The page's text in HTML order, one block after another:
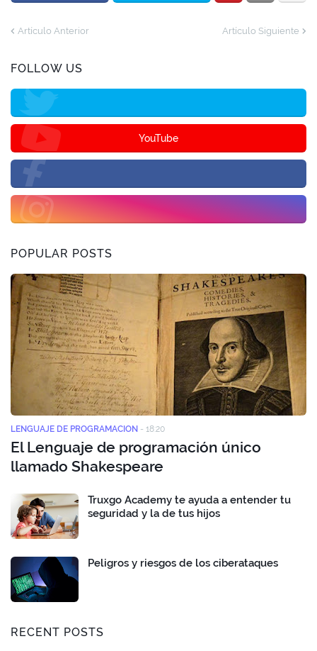
Artículo Anterior Artículo Siguiente
FOLLOW US
YouTube
POPULAR POSTS
LENGUAJE DE PROGRAMACION - 18:20
El Lenguaje de programación único
llamado Shakespeare
Truxgo Academy te ayuda a entender tu
seguridad y la de tus hijos
Peligros y riesgos de los ciberataques
RECENT POSTS